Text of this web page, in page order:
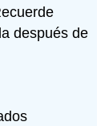
después de